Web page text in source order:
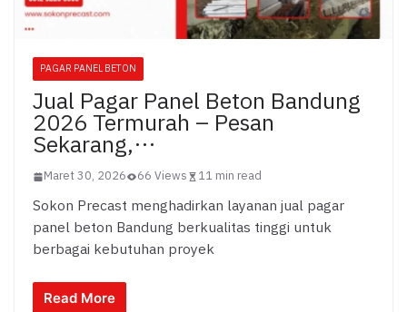
PAGAR PANEL BETON
Jual Pagar Panel Beton Bandung
2026 Termurah – Pesan
Sekarang,…
Maret 30, 2026 66 Views 11 min read
Sokon Precast menghadirkan layanan jual pagar
panel beton Bandung berkualitas tinggi untuk
berbagai kebutuhan proyek
Read More